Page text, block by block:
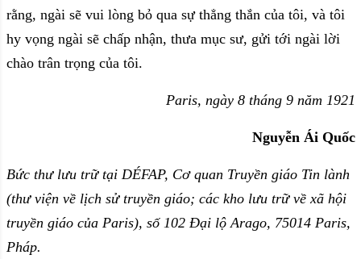
rằng, ngài sẽ vui lòng bỏ qua sự thẳng thắn của tôi, và tôi
hy vọng ngài sẽ chấp nhận, thưa mục sư, gửi tới ngài lời
chào trân trọng của tôi.
Paris, ngày 8 tháng 9 năm 1921
Nguyễn Ái Quốc
Bức thư lưu trữ tại DÉFAP, Cơ quan Truyền giáo Tin lành
(thư viện về lịch sử truyền giáo; các kho lưu trữ về xã hội
truyền giáo của Paris), số 102 Đại lộ Arago, 75014 Paris,
Pháp.